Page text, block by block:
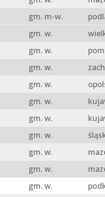
gm. m-w.
gm. w.
gm. w.
gm. w.
gm. w.
gm. w.
gm. w.
gm. w.
gm. w.
gm. w.
gm. w.